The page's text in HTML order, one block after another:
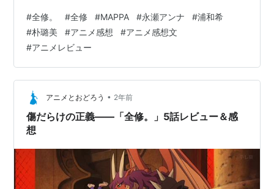
#全修。 #全修 #MAPPA #永瀬アンナ #浦和希
#朴璐美 #アニメ感想 #アニメ感想文
#アニメレビュー
アニメとおどろう • 2年前
傷だらけの正義――「全修。」5話レビュー＆感
想